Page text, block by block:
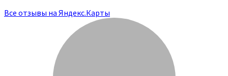
Все отзывы на Яндекс.Карты